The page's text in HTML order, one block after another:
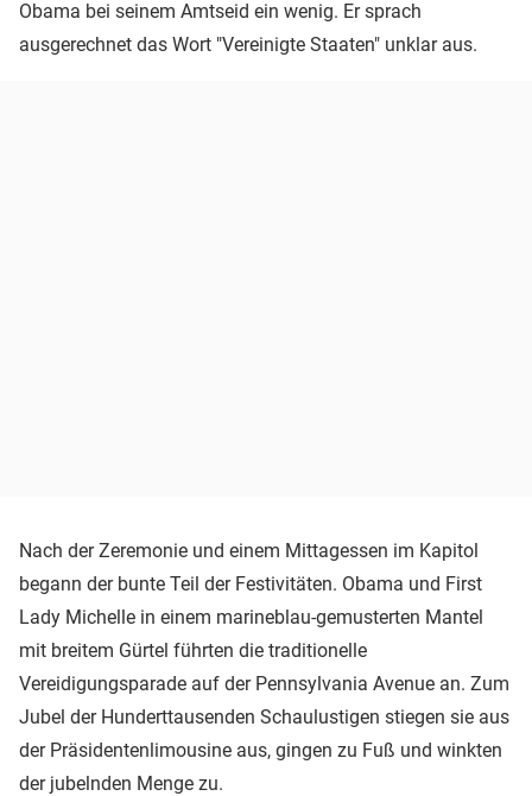
Obama bei seinem Amtseid ein wenig. Er sprach
ausgerechnet das Wort "Vereinigte Staaten" unklar aus.
Nach der Zeremonie und einem Mittagessen im Kapitol
begann der bunte Teil der Festivitäten. Obama und First
Lady Michelle in einem marineblau-gemusterten Mantel
mit breitem Gürtel führten die traditionelle
Vereidigungsparade auf der Pennsylvania Avenue an. Zum
Jubel der Hunderttausenden Schaulustigen stiegen sie aus
der Präsidentenlimousine aus, gingen zu Fuß und winkten
der jubelnden Menge zu.